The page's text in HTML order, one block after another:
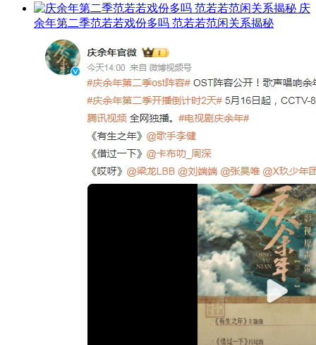
庆
余年第二季范若若戏份多吗 范若若范闲关系揭秘